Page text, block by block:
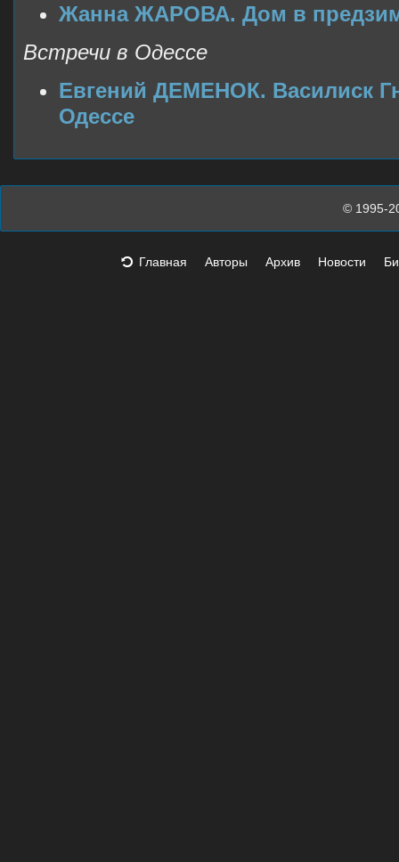
Жанна ЖАРОВА. Дом в
Встречи в Одессе
Евгений ДЕМЕНОК. Василиск
Одессе
© 1995-
Главная Авторы Архив Новости